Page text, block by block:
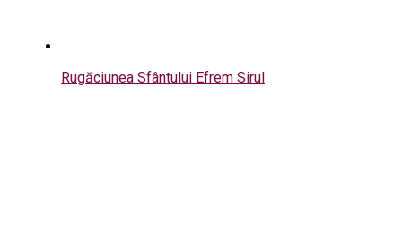
Rugăciunea Sfântului Efrem Sirul